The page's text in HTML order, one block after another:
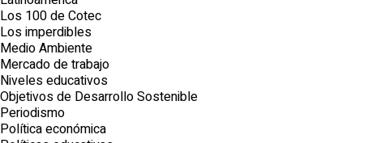
Los 100 de Cotec
Los imperdibles
Medio Ambiente
Mercado de trabajo
Niveles educativos
Objetivos de Desarrollo Sostenible
Periodismo
Política económica